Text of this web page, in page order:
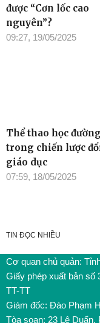
được “Cơn lốc cao
nguyên”?
09:27, 19/05/2025
Thể thao học đường
trong chiến lược
giáo dục
07:59, 18/05/2025
TIN ĐỌC NHIỀU
Cơ quan chủ quản:
Giấy phép xuất bản số
TT-TT
Giám đốc: Đào Phạm
Tòa soạn: 23 Lê